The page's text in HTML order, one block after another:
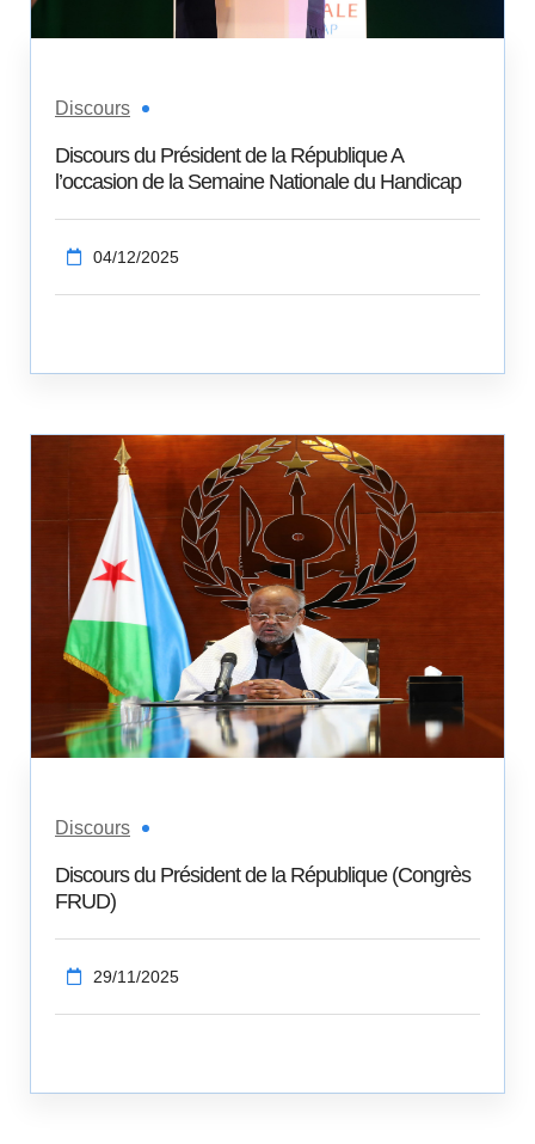
Discours
Discours du Président de la République A
l’occasion de la Semaine Nationale du Handicap
04/12/2025
Discours
Discours du Président de la République (Congrès
FRUD)
29/11/2025